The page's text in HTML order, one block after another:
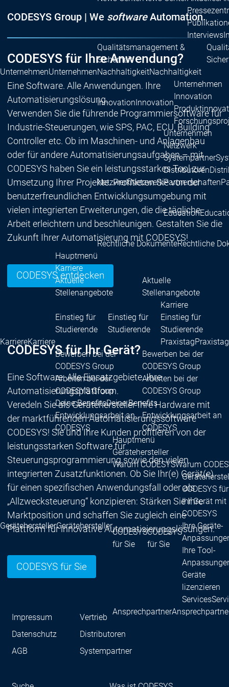
UnternehmenUnternehmen
Interviews
Qualitätsmanagement &
Sicherheit
NachhaltigkeitNachhaltigkeit
InnovationInnovation
Unternehmen
Innovation
NetzwerkNetzwerk
Unternehmen
Netzwerk
Systempartner
Distributoren
Partnerschaften
Education
Rechtliche DokumenteRechtliche
KarriereKarriere
Hauptmenü
Karriere
Aktuelle
Stellenangebote
Aktuelle
Stellenangebote
Einstieg für
Studierende
Einstieg für
Studierende
Karriere
Einstieg für
Studierende
PraxistagPraxistag
Bewerben bei der
CODESYS Group
Bewerben bei der
CODESYS Group
Arbeiten bei der
CODESYS Group
Arbeiten bei der
CODESYS Group
Deine BenefitsDeine Benefits
Entwicklungsarbeit an
CODESYS
Entwicklungsarbeit an
CODESYS
GeräteherstellerGerätehersteller
Hauptmenü
Gerätehersteller
Warum CODESYSWarum
CODESYS
für Sie
CODESYS
für Sie
CODESYS
Ihr Gerät mit
CODESYS
Ihre Geräte-
Ihre Tool-
Geräte
lizenzieren
Services
Ansprechpartner
CODESYS Group | We softwareAutomation.
CODESYS für Ihre Anwendung?
Eine Software. Alle Anwendungen. Ihre
Automatisierungslösung.
Verwenden Sie die führende Programmiersoftware für
Industrie-Steuerungen, wie SPS, PAC, ECU, Building
Controller etc. Ob im Maschinen- und Anlagenbau
oder für andere Automatisierungsaufgaben – mit
CODESYS haben Sie ein leistungsstarkes Tool zur
Umsetzung Ihrer Projekte. Profitieren Sie von der
benutzerfreundlichen Entwicklungsumgebung mit
vielen integrierten Erweiterungen, die die tägliche
Arbeit erleichtern und beschleunigen. Gestalten Sie die
Zukunft Ihrer Automatisierung mit CODESYS!
CODESYS entdecken
CODESYS für Ihr Gerät?
Eine Software. Alle Einsatzgebiete. Ihre
Automatisierungsplattform.
Veredeln Sie als Gerätehersteller Ihre Hardware mit
der marktführenden Automatisierungssoftware
CODESYS! Sie und Ihre Kunden profitieren von der
leistungsstarken Software für
Steuerungsprogrammierung sowie den vielen
integrierten Zusatzfunktionen. Ob Sie Ihr(e) Gerät(e)
für einen spezifischen Anwendungsfall oder als
„Allzwecksteuerung“ konzipieren: Stärken Sie Ihre
Marktposition und schaffen Sie zugleich eine
Plattform für innovative Automatisierungslösungen.
CODESYS für Sie
Impressum
Datenschutz
AGB
Vertrieb
Distributoren
Systempartner